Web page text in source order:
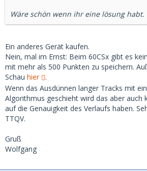
Wäre schön wenn ihr eine lösung habt.
Ein anderes Gerät kaufen.
Nein, mal im Ernst: Beim 60CSx gibt es
mit mehr als 500 Punkten zu speichern.
Schau hier
.
Wenn das Ausdünnen langer Tracks mit
Algorithmus geschieht wird das aber auch
auf die Genauigkeit des Verlaufs haben.
TTQV.
Gruß
Wolfgang